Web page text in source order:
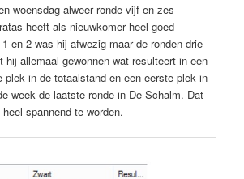
woensdag alweer ronde vijf en zes
heeft als nieuwkomer heel goed
en 2 was hij afwezig maar de ronden drie
allemaal gewonnen wat resulteert in een
plek in de totaalstand en een eerste plek in
week de laatste ronde in De Schalm. Dat
spannend te worden.